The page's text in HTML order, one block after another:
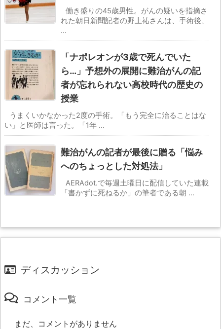
働き盛りの45歳男性。がんの疑いを指摘さ
れた朝日新聞記者の野上祐さんは、手術後、
...
「ナポレオンが3歳で死んでいた
ら…」予想外の展開に難治がんの記
者が忘れられない高校時代の歴史の
授業
うまくいかなかった2度の手術。「もう完全に治ることはな
い」と医師は言った。「1年 ...
難治がんの記者が最後に贈る「悩み
へのちょっとした対処法」
AERAdot.で毎週土曜日に配信していた連載
「書かずに死ねるか」の筆者である朝 ...
ディスカッション
コメント一覧
まだ、コメントがありません